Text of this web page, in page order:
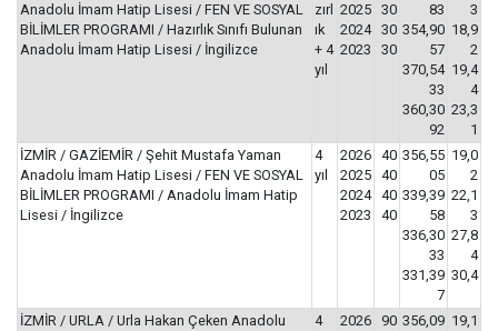
Anadolu İmam Hatip Lisesi / FEN VE SOSYAL
BİLİMLER PROGRAMI / Hazırlık Sınıfı Bulunan
Anadolu İmam Hatip Lisesi / İngilizce
zırl
ık
+ 4
yıl
2025
2024
2023
30
30
30
83
354,90
57
370,54
33
360,30
92
3
18,9
2
19,4
4
23,3
1
İZMİR / GAZİEMİR / Şehit Mustafa Yaman
Anadolu İmam Hatip Lisesi / FEN VE SOSYAL
BİLİMLER PROGRAMI / Anadolu İmam Hatip
Lisesi / İngilizce
4
yıl
2026
2025
2024
2023
40
40
40
40
356,55
05
339,39
58
336,30
33
331,39
7
19,0
2
22,1
3
27,8
4
30,4
İZMİR / URLA / Urla Hakan Çeken Anadolu
4
2026
90 356,09 19,1